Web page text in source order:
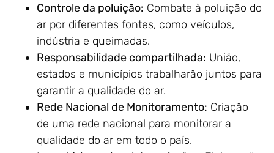
Controle da poluição: Combate à poluição do
ar por diferentes fontes, como veículos,
indústria e queimadas.
Responsabilidade compartilhada: União,
estados e municípios trabalharão juntos para
garantir a qualidade do ar.
Rede Nacional de Monitoramento: Criação
de uma rede nacional para monitorar a
qualidade do ar em todo o país.